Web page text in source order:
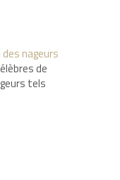
des nageurs
de
tels